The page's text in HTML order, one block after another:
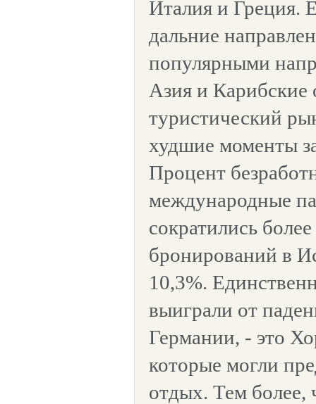
Италия и Греция.
дальние
популярными
Азия и Карибские
туристический
худшие моменты
Процент
международные
сократились
бронирований в
10,3%.
выиграли от
Германии, - это
которые могли
отдых. Тем более,